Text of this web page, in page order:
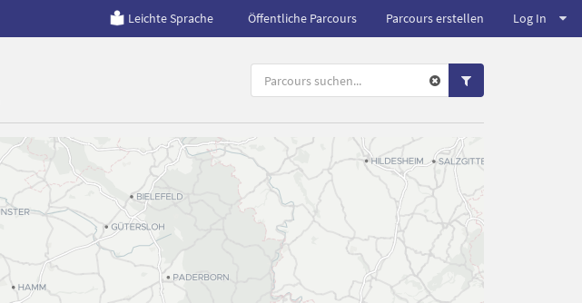
Leichte Sprache Öffentliche Parcours Parcours erstellen Log In